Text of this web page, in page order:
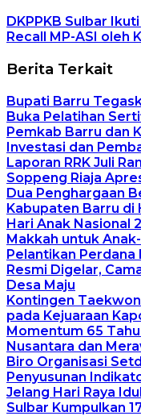
DKPPKB Sulbar
Recall MP-ASI oleh
Berita Terkait
Bupati Barru
Buka Pelatihan
Pemkab Barru dan
Investasi dan
Laporan RRK Juli
Soppeng Riaja
Dua Penghargaan
Kabupaten Barru di
Hari Anak Nasional
Makkah untuk
Pelantikan Perdana
Resmi Digelar,
Desa Maju
Kontingen
pada Kejuaraan
Momentum 65
Nusantara dan
Biro Organisasi
Penyusunan
Jelang Hari Raya
Sulbar Kumpulkan